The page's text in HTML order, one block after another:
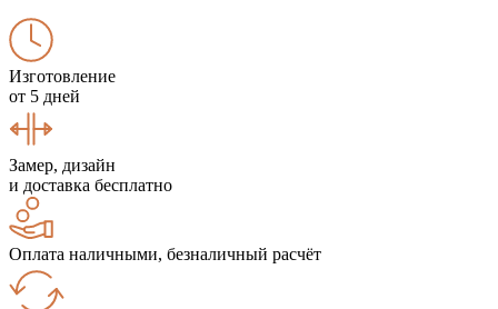
Изготовление
от 5 дней
Замер, дизайн
и доставка бесплатно
Оплата наличными, безналичный расчёт